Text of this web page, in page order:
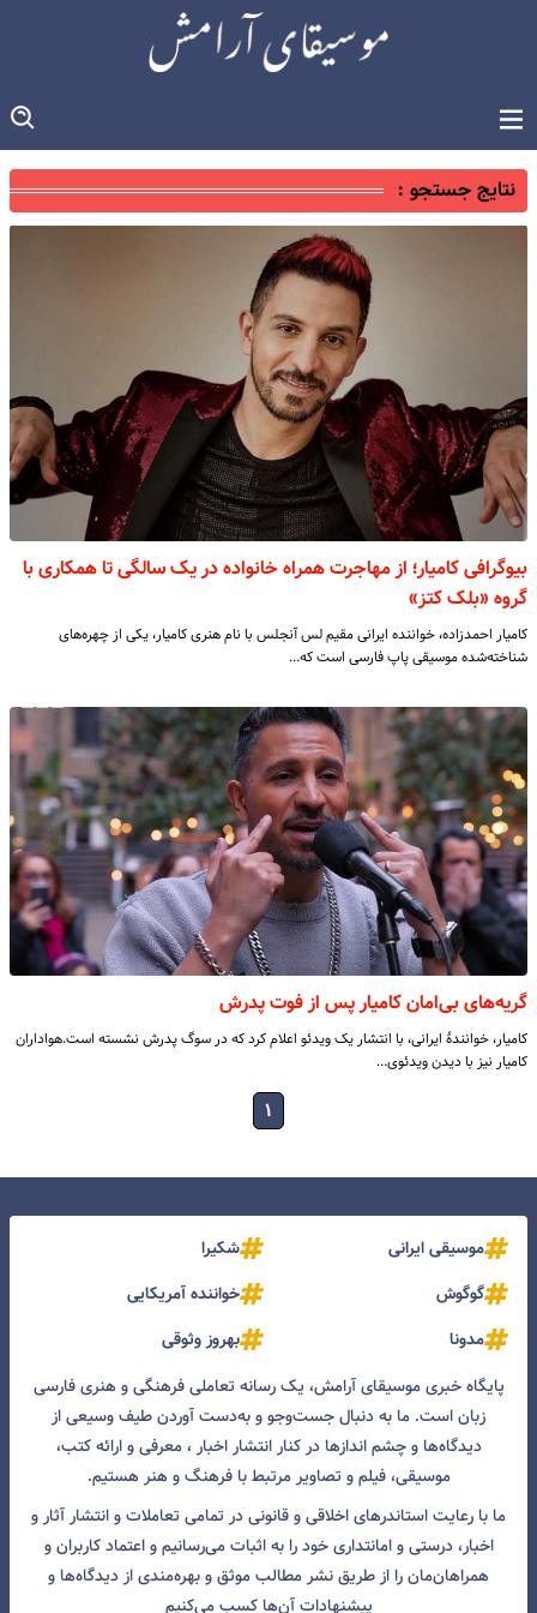
نتایج جستجو :
بیوگرافی کامیار؛ از مهاجرت همراه خانواده در یک سالگی تا همکاری با
گروه «بلک کتز»
کامیار احمدزاده، خواننده ایرانی مقیم لس آنجلس با نام هنری کامیار، یکی از چهره‌های
شناخته‌شده موسیقی پاپ فارسی است که…
گریه‌های بی‌امان کامیار پس از فوت پدرش
کامیار، خوانندهٔ ایرانی، با انتشار یک ویدئو اعلام کرد که در سوگ پدرش نشسته است.هواداران
کامیار نیز با دیدن ویدئوی…
۱
موسیقی ایرانی
شکیرا
گوگوش
خواننده آمریکایی
مدونا
بهروز وثوقی
پایگاه خبری موسیقای آرامش، یک رسانه تعاملی فرهنگی و هنری فارسی
زبان است. ما به دنبال جست‌و‌جو و به‌دست آوردن طیف وسیعی از
دیدگاه‌ها و چشم انداز‌ها در کنار انتشار اخبار ، معرفی و ارائه کتب،
موسیقی، فیلم و تصاویر مرتبط با فرهنگ و هنر هستیم.
ما با رعایت استاندرهای اخلاقی و قانونی در تمامی تعاملات و انتشار آثار و
اخبار، درستی و امانتداری خود را به اثبات می‌رسانیم و اعتماد کاربران و
همراهان‌مان را از طریق نشر مطالب موثق و بهره‌مندی از دیدگاه‌ها و
پیشنهادات آن‌ها کسب می‌کنیم